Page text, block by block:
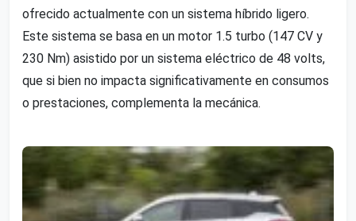
ofrecido actualmente con un sistema híbrido ligero.
Este sistema se basa en un motor 1.5 turbo (147 CV y
230 Nm) asistido por un sistema eléctrico de 48 volts,
que si bien no impacta significativamente en consumos
o prestaciones, complementa la mecánica.